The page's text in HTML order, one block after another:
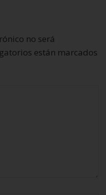
no será
están marcados